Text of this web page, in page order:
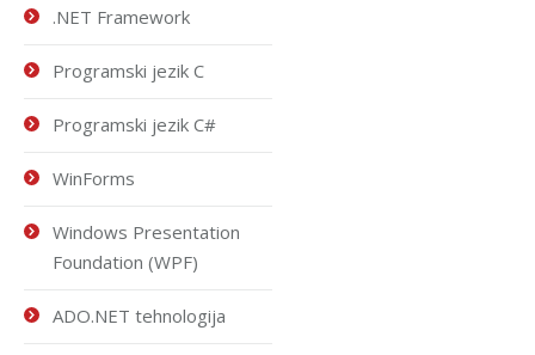
.NET Framework
Programski jezik C
Programski jezik C#
WinForms
Windows Presentation
Foundation (WPF)
ADO.NET tehnologija